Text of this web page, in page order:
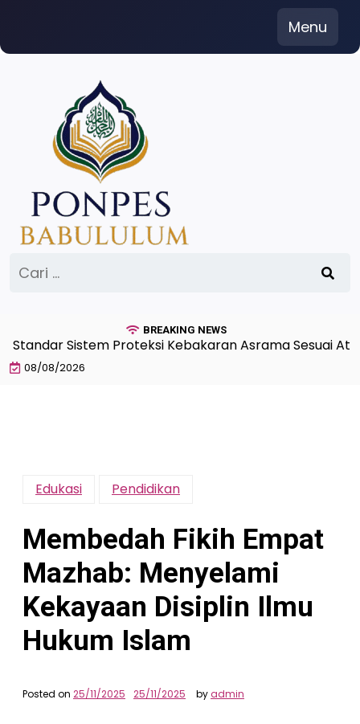
content
Menu
untuk:
BREAKING NEWS
Sistem Proteksi Kebakaran Asrama Sesuai Aturan
08/08/2026
Edukasi Pendidikan
Membedah Fikih Empat
Mazhab: Menyelami
Kekayaan Disiplin Ilmu
Hukum Islam
Posted on 25/11/2025 25/11/2025 byadmin